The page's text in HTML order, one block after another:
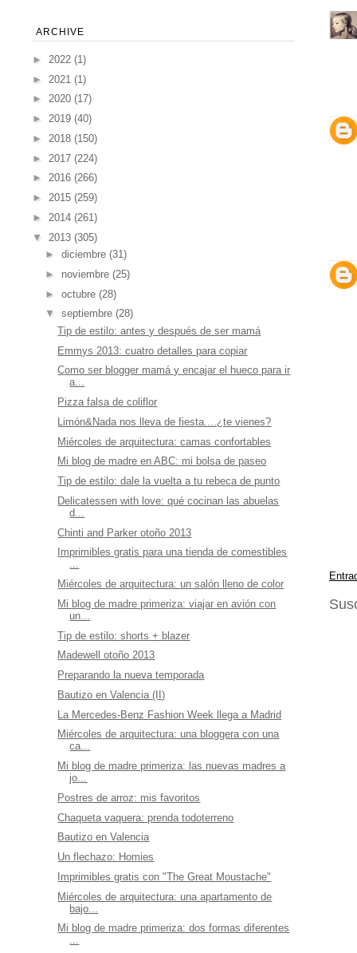
ARCHIVE
► 2022 (1)
► 2021 (1)
► 2020 (17)
► 2019 (40)
► 2018 (150)
► 2017 (224)
► 2016 (266)
► 2015 (259)
► 2014 (261)
▼ 2013 (305)
► diciembre (31)
► noviembre (25)
► octubre (28)
▼ septiembre (28)
Tip de estilo: antes y después de ser mamá
Emmys 2013: cuatro detalles para copiar
Como ser blogger mamá y encajar el hueco para ir
a...
Pizza falsa de coliflor
Limón&Nada nos lleva de fiesta....¿te vienes?
Miércoles de arquitectura: camas confortables
Mi blog de madre en ABC: mi bolsa de paseo
Tip de estilo: dale la vuelta a tu rebeca de punto
Delicatessen with love: qué cocinan las abuelas
d...
Chinti and Parker otoño 2013
Imprimibles gratis para una tienda de comestibles
...
Miércoles de arquitectura: un salón lleno de color
Mi blog de madre primeriza: viajar en avión con
un...
Tip de estilo: shorts + blazer
Madewell otoño 2013
Preparando la nueva temporada
Bautizo en Valencia (II)
La Mercedes-Benz Fashion Week llega a Madrid
Miércoles de arquitectura: una bloggera con una
ca...
Mi blog de madre primeriza: las nuevas madres a
jo...
Postres de arroz: mis favoritos
Chaqueta vaquera: prenda todoterreno
Bautizo en Valencia
Un flechazo: Homies
Imprimibles gratis con "The Great Moustache"
Miércoles de arquitectura: una apartamento de
bajo...
Mi blog de madre primeriza: dos formas diferentes
...